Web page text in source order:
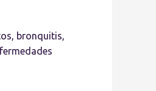
bronquitis,